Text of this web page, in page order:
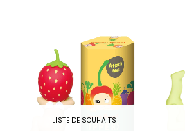
LISTE DE SOUHAITS